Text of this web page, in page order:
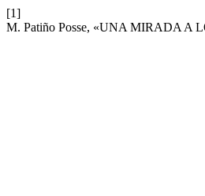
[1]
M. Patiño Posse, «UNA MIRADA A